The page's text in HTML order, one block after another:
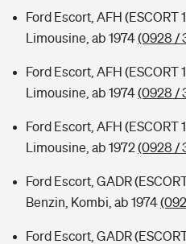
Ford Escort, AFH (ESCORT
Limousine, ab 1974(0928 /
Ford Escort, AFH (ESCORT
Limousine, ab 1974(0928 /
Ford Escort, AFH (ESCORT
Limousine, ab 1972(0928 /
Ford Escort, GADR
Benzin, Kombi, ab 1974
Ford Escort, GADR